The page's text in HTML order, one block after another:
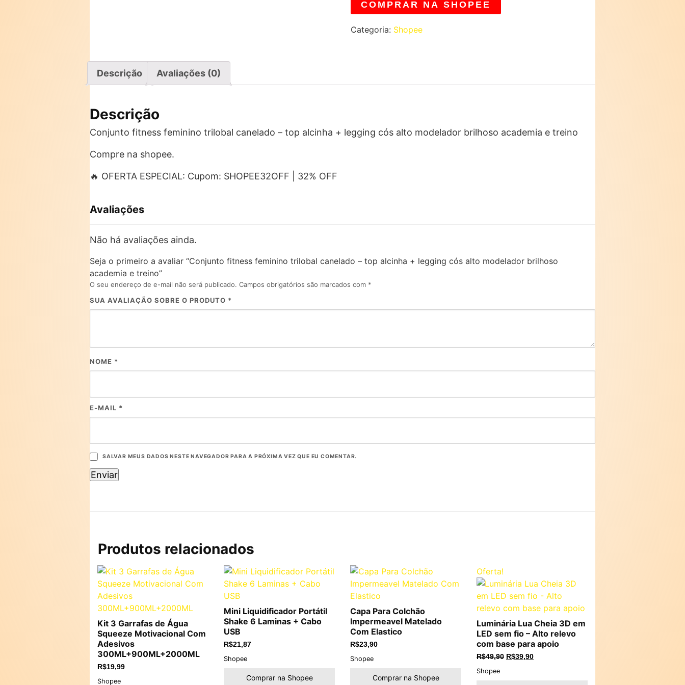
COMPRAR NA SHOPEE
Categoria: Shopee
Descrição Avaliações (0)
Descrição
Conjunto fitness feminino trilobal canelado – top alcinha + legging cós alto modelador brilhoso academia e treino
Compre na shopee.
🔥 OFERTA ESPECIAL: Cupom: SHOPEE32OFF | 32% OFF
Avaliações
Não há avaliações ainda.
Seja o primeiro a avaliar “Conjunto fitness feminino trilobal canelado – top alcinha + legging cós alto modelador brilhoso
academia e treino”
O seu endereço de e-mail não será publicado. Campos obrigatórios são marcados com *
SUA AVALIAÇÃO SOBRE O PRODUTO *
NOME *
E-MAIL *
SALVAR MEUS DADOS NESTE NAVEGADOR PARA A PRÓXIMA VEZ QUE EU COMENTAR.
Produtos relacionados
Kit 3 Garrafas de Água
Squeeze Motivacional Com
Adesivos
300ML+900ML+2000ML
R$19,99
Shopee
Mini Liquidificador Portátil
Shake 6 Laminas + Cabo
USB
R$21,87
Shopee
Comprar na Shopee
Capa Para Colchão
Impermeavel Matelado
Com Elastico
R$23,90
Shopee
Comprar na Shopee
Oferta!
Luminária Lua Cheia 3D em
LED sem fio – Alto relevo
com base para apoio
R$49,90
original
era:
R$49,90.
R$39,90
atual
é:
R$39,90.
Shopee